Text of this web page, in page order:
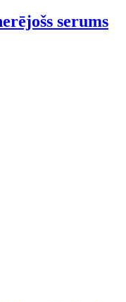
serums